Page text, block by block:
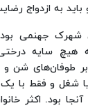
به ازدواج
شهرک جهنمی
هیچ سایه
طوفان‌های
شغل و فقط با
بود. اکثر